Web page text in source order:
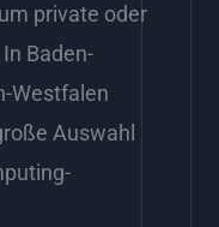
private oder
Baden-
Westfalen
Auswahl